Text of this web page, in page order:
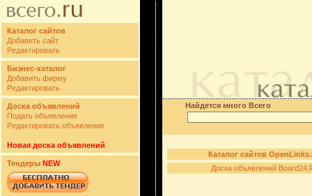
Каталог сайтов
Добавить сайт
Редактировать
Бизнес-каталог
Добавить фирму
Редактировать
Доска объявлений
Подать объявление
Редактировать объявление
Новая доска объявлений
Тендеры NEW
Найдется много Всего
Каталог сайтов
Доска объявлений